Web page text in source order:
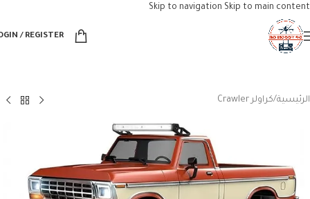
Skip to navigation Skip to main content
/ REGISTER
الرئيسية/كراولر Crawler